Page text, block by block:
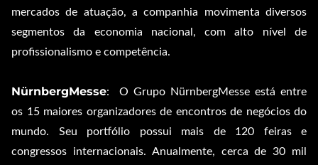
mercados de atuação, a companhia movimenta diversos
segmentos da economia nacional, com alto nível de
profissionalismo e competência.
NürnbergMesse: O Grupo NürnbergMesse está entre
os 15 maiores organizadores de encontros de negócios do
mundo. Seu portfólio possui mais de 120 feiras e
congressos internacionais. Anualmente, cerca de 30 mil